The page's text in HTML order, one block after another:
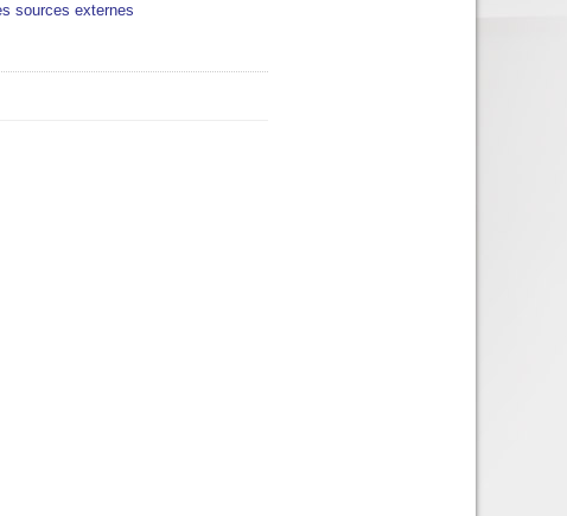
sources externes